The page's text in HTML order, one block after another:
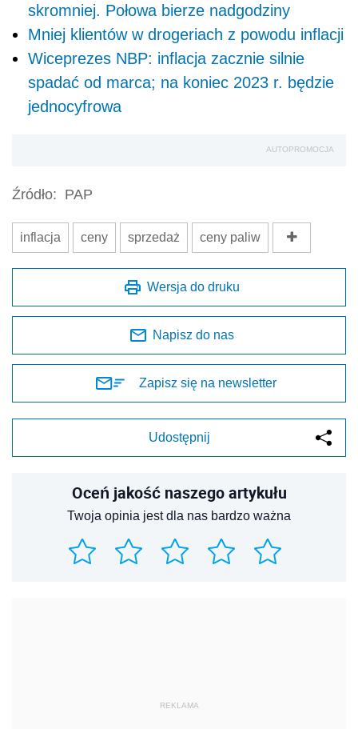
skromniej. Połowa bierze nadgodziny
Mniej klientów w drogeriach z powodu inflacji
Wiceprezes NBP: inflacja zacznie silnie
spadać od marca; na koniec 2023 r. będzie
jednocyfrowa
AUTOPROMOCJA
Źródło: PAP
inflacja ceny sprzedaż ceny paliw
Wersja do druku
Napisz do nas
Zapisz się na newsletter
Udostępnij
Oceń jakość naszego artykułu
Twoja opinia jest dla nas bardzo ważna
REKLAMA